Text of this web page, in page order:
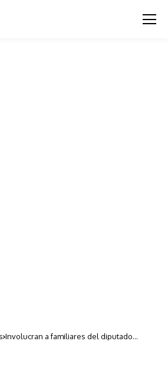
Involucran a familiares del diputado